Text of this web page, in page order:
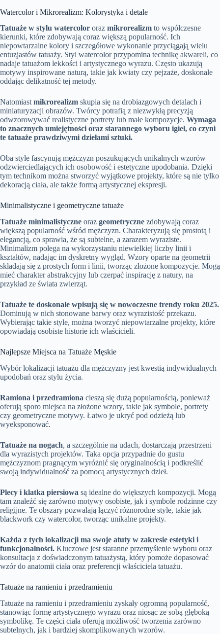
Watercolor i Mikrorealizm: Kolorystyka i detale
Tatuaże w stylu watercolor oraz mikrorealizm to współczesne
kierunki, które zdobywają coraz większą popularność. Ich
niepowtarzalne kolory i szczegółowe wykonanie przyciągają wielu
entuzjastów tatuaży. Styl watercolor przypomina technikę akwareli, co
nadaje tatuażom lekkości i artystycznego wyrazu. Często ukazują
motywy inspirowane naturą, takie jak kwiaty czy pejzaże, doskonale
oddając delikatność tej metody.
Natomiastmikrorealizm skupia się na drobiazgowych detalach i
miniaturyzacji obrazów. Twórcy potrafią z niezwykłą precyzją
odwzorowywać realistyczne portrety lub małe kompozycje. Wymaga
to znacznych umiejętności oraz starannego wyboru igieł, co czyni
te tatuaże prawdziwymi dziełami sztuki.
Oba style fascynują mężczyzn poszukujących unikalnych wzorów
odzwierciedlających ich osobowość i estetyczne upodobania. Dzięki
tym technikom można stworzyć wyjątkowe projekty, które są nie tylko
dekoracją ciała, ale także formą artystycznej ekspresji.
Minimalistyczne i geometryczne tatuaże
Tatuaże minimalistyczne oraz geometryczne zdobywają coraz
większą popularność wśród mężczyzn. Charakteryzują się prostotą i
elegancją, co sprawia, że są subtelne, a zarazem wyraziste.
Minimalizm polega na wykorzystaniu niewielkiej liczby linii i
kształtów, nadając im dyskretny wygląd. Wzory oparte na geometrii
składają się z prostych form i linii, tworząc złożone kompozycje. Mogą
mieć charakter abstrakcyjny lub czerpać inspirację z natury, na
przykład ze świata zwierząt.
Tatuaże te doskonale wpisują się w nowoczesne trendy roku 2025.
Dominują w nich stonowane barwy oraz wyrazistość przekazu.
Wybierając takie style, można tworzyć niepowtarzalne projekty, które
opowiadają osobiste historie ich właścicieli.
Najlepsze Miejsca na Tatuaże Męskie
Wybór lokalizacji tatuażu dla mężczyzny jest kwestią indywidualnych
upodobań oraz stylu życia.
Ramiona i przedramiona cieszą się dużą popularnością, ponieważ
oferują sporo miejsca na złożone wzory, takie jak symbole, portrety
czy geometryczne motywy. Łatwo je ukryć pod odzieżą lub
wyeksponować.
Tatuaże na nogach, a szczególnie na udach, dostarczają przestrzeni
dla wyrazistych projektów. Taka opcja przypadnie do gustu
mężczyznom pragnącym wyróżnić się oryginalnością i podkreślić
swoją indywidualność za pomocą artystycznych dzieł.
Plecy i klatka piersiowa są idealne do większych kompozycji. Mogą
tam znaleźć się zarówno motywy osobiste, jak i symbole rodzinne czy
religijne. Te obszary pozwalają łączyć różnorodne style, takie jak
blackwork czy watercolor, tworząc unikalne projekty.
Każda z tych lokalizacji ma swoje atuty w zakresie estetyki i
funkcjonalności. Kluczowe jest staranne przemyślenie wyboru oraz
konsultacja z doświadczonym tatuażystą, który pomoże dopasować
wzór do anatomii ciała oraz preferencji właściciela tatuażu.
Tatuaże na ramieniu i przedramieniu
Tatuaże na ramieniu i przedramieniu zyskały ogromną popularność,
stanowiąc formę artystycznego wyrazu oraz niosąc ze sobą głęboką
symbolikę. Te części ciała oferują możliwość tworzenia zarówno
subtelnych, jak i bardziej skomplikowanych wzorów.